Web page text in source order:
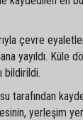
çevre
yayıldı. Küle
bildirildi.
tarafından
yerleşim